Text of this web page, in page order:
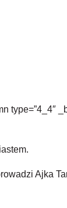
type=”4_4″
Ajka